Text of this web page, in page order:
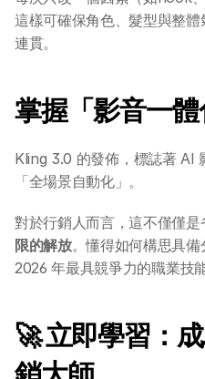
這樣可確保角色、髮型與整
連貫。
掌握「影音一
Kling 3.0 的發佈，標誌著 AI
「全場景自動化」。
對於行銷人而言，這不僅僅
限的解放。懂得如何構思具
2026 年最具競爭力的職業技能
🚀 立即學習：
網上 AI 學習
AI 應用服務
聯絡我們